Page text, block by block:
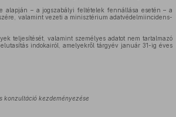
alapján – a jogszabályi feltételek fennállása esetén – a
valamint vezeti a minisztérium adatvédelmiincidens-
teljesítését, valamint személyes adatot nem tartalmazó
indokairól, amelyekről tárgyév január 31-ig éves
konzultáció kezdeményezése